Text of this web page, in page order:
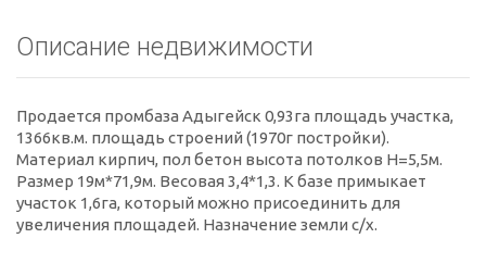
Описание недвижимости
Продается промбаза Адыгейск 0,93га площадь участка,
1366кв.м. площадь строений (1970г постройки).
Материал кирпич, пол бетон высота потолков Н=5,5м.
Размер 19м*71,9м. Весовая 3,4*1,3. К базе примыкает
участок 1,6га, который можно присоединить для
увеличения площадей. Назначение земли с/х.